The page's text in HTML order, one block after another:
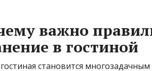
важно
в гостиной
становится